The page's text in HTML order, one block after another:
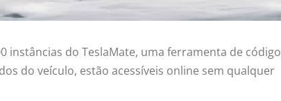
instâncias do TeslaMate, uma ferramenta de código
do veículo, estão acessíveis online sem qualquer